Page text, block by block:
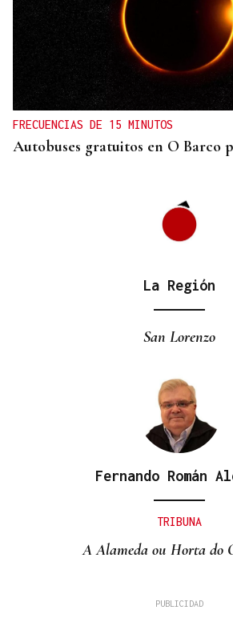
JUICIO EN OURENSE
Quebrantó el alejemiento con
juntos en Allariz
FRECUENCIAS DE 15 MINUTOS
Autobuses gratuitos en O Barco
La Región
San Lorenzo
Fernando Román
TRIBUNA
A Alameda ou Horta do